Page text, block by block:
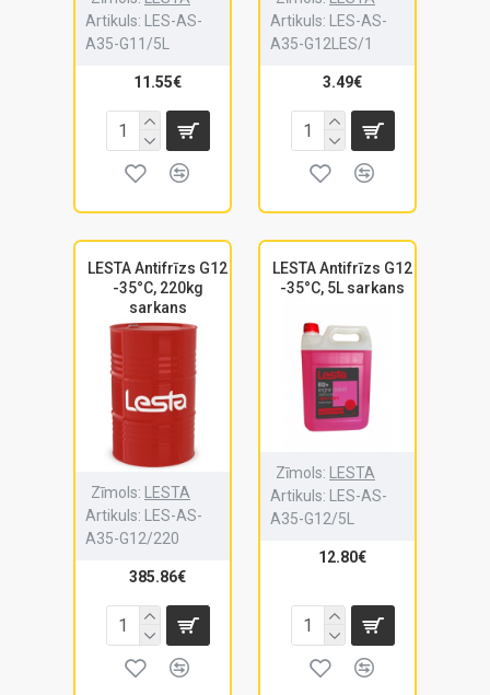
Artikuls:
LES-AS-
A35-G11/5L
11.55€
Artikuls:
LES-AS-
A35-G12LES/1
3.49€
LESTA Antifrīzs G12
-35°C, 220kg
sarkans
Zīmols:
LESTA
Artikuls:
LES-AS-
A35-G12/220
385.86€
LESTA Antifrīzs G12
-35°C, 5L sarkans
Zīmols:
LESTA
Artikuls:
LES-AS-
A35-G12/5L
12.80€